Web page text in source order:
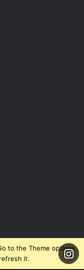
to the Theme options
it.